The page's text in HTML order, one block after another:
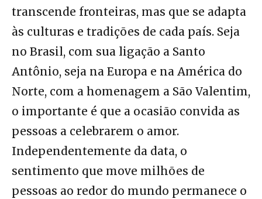
transcende fronteiras, mas que se adapta
às culturas e tradições de cada país. Seja
no Brasil, com sua ligação a Santo
Antônio, seja na Europa e na América do
Norte, com a homenagem a São Valentim,
o importante é que a ocasião convida as
pessoas a celebrarem o amor.
Independentemente da data, o
sentimento que move milhões de
pessoas ao redor do mundo permanece o